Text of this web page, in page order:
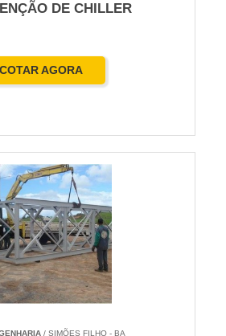
DE CHILLER
COTAR AGORA
/ SIMÕES FILHO - BA